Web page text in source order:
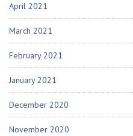
April 2021
March 2021
February 2021
January 2021
December 2020
November 2020